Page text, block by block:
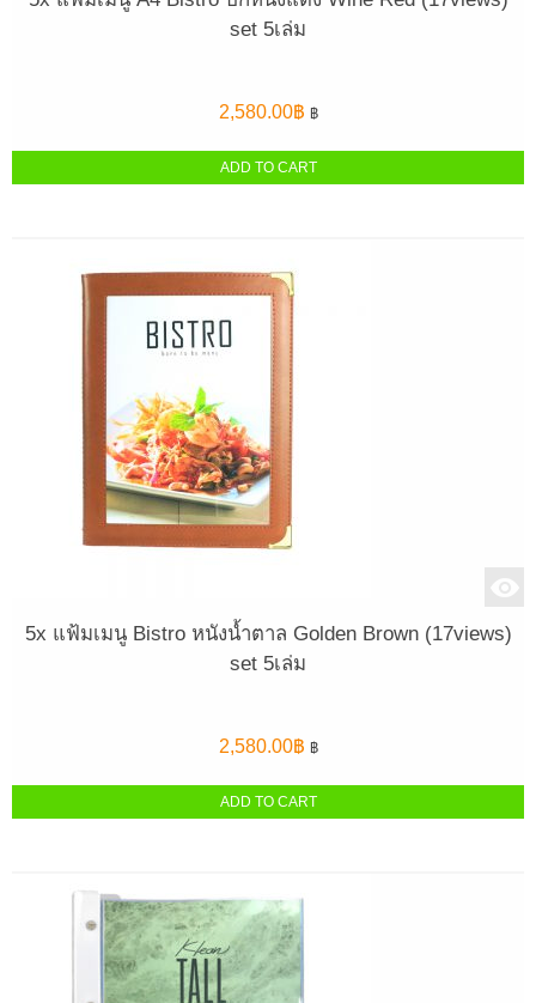
set 5เล่ม
2,580.00฿ ฿
ADD TO CART
5x แฟ้มเมนู Bistro หนังน้ำตาล Golden Brown (17views)
set 5เล่ม
2,580.00฿ ฿
ADD TO CART